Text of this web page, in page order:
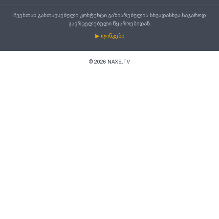
ჩვენთან განთავსებული კონტენტი გაზიარებულია სხვადასხვა საჯაროდ
გავრცელებული წყაროებიდან.
▶ ლინკები
© 2026 NAXE.TV